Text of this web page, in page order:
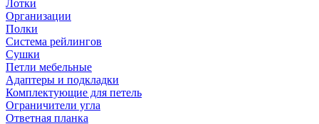
Лотки
Организации
Полки
Система рейлингов
Сушки
Петли мебельные
Адаптеры и подкладки
Комплектующие для петель
Ограничители угла
Ответная планка